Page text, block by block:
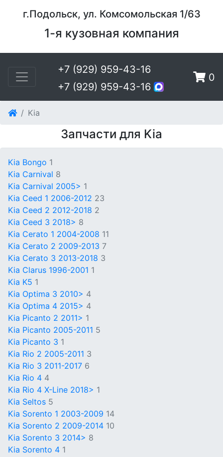
г.Подольск, ул. Комсомольская 1/63
1-я кузовная компания
+7 (929) 959-43-16
+7 (929) 959-43-16
0
Kia
Запчасти для Kia
Kia Bongo 1
Kia Carnival 8
Kia Carnival 2005> 1
Kia Ceed 1 2006-2012 23
Kia Ceed 2 2012-2018 2
Kia Ceed 3 2018> 8
Kia Cerato 1 2004-2008 11
Kia Cerato 2 2009-2013 7
Kia Cerato 3 2013-2018 3
Kia Clarus 1996-2001 1
Kia K5 1
Kia Optima 3 2010> 4
Kia Optima 4 2015> 4
Kia Picanto 2 2011> 1
Kia Picanto 2005-2011 5
Kia Picanto 3 1
Kia Rio 2 2005-2011 3
Kia Rio 3 2011-2017 6
Kia Rio 4 4
Kia Rio 4 X-Line 2018> 1
Kia Seltos 5
Kia Sorento 1 2003-2009 14
Kia Sorento 2 2009-2014 10
Kia Sorento 3 2014> 8
Kia Sorento 4 1